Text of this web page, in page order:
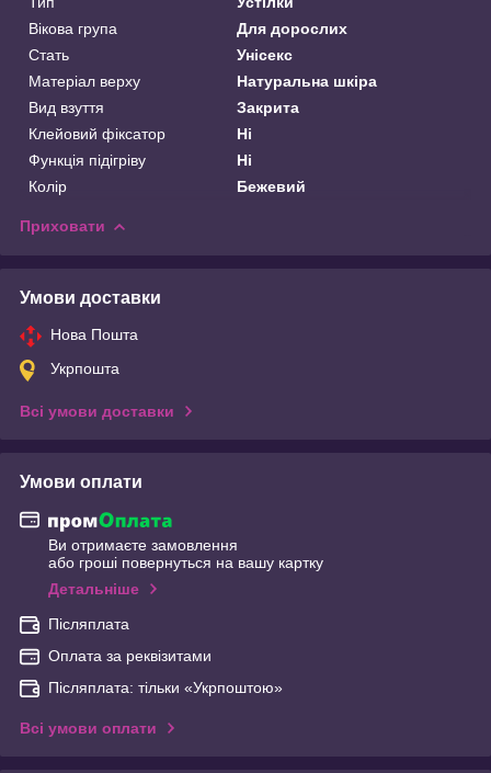
Вікова група
Для дорослих
Стать
Унісекс
Матеріал верху
Натуральна шкіра
Вид взуття
Закрита
Клейовий фіксатор
Ні
Функція підігріву
Ні
Колір
Бежевий
Приховати
Умови доставки
Нова Пошта
Укрпошта
Всі умови доставки
Умови оплати
Ви отримаєте замовлення
або гроші повернуться на вашу картку
Детальніше
Післяплата
Оплата за реквізитами
Післяплата: тільки «Укрпоштою»
Всі умови оплати